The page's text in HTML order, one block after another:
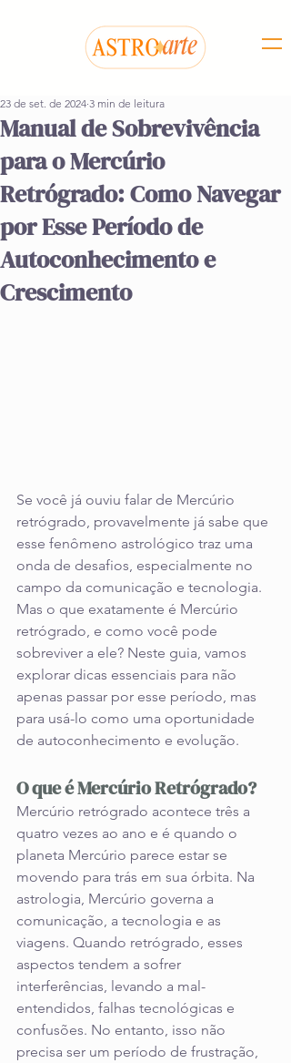
Manual de Sobrevivência
para o Mercúrio
Retrógrado: Como Navegar
por Esse Período de
Autoconhecimento e
Crescimento
23 de set. de 2024 3 min de leitura
Se você já ouviu falar de Mercúrio
retrógrado, provavelmente já sabe que
esse fenômeno astrológico traz uma
onda de desafios, especialmente no
campo da comunicação e tecnologia.
Mas o que exatamente é Mercúrio
retrógrado, e como você pode
sobreviver a ele? Neste guia, vamos
explorar dicas essenciais para não
apenas passar por esse período, mas
para usá-lo como uma oportunidade
de autoconhecimento e evolução.
O que é Mercúrio Retrógrado?
Mercúrio retrógrado acontece três a
quatro vezes ao ano e é quando o
planeta Mercúrio parece estar se
movendo para trás em sua órbita. Na
astrologia, Mercúrio governa a
comunicação, a tecnologia e as
viagens. Quando retrógrado, esses
aspectos tendem a sofrer
interferências, levando a mal-
entendidos, falhas tecnológicas e
confusões. No entanto, isso não
precisa ser um período de frustração,